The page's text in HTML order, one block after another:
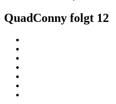
QuadConny folgt 12